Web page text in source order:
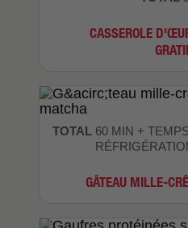
CASSEROLE
TOTAL 60 MIN +
GÂTEAU MILLE-